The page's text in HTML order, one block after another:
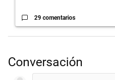
29 comentarios
Conversación